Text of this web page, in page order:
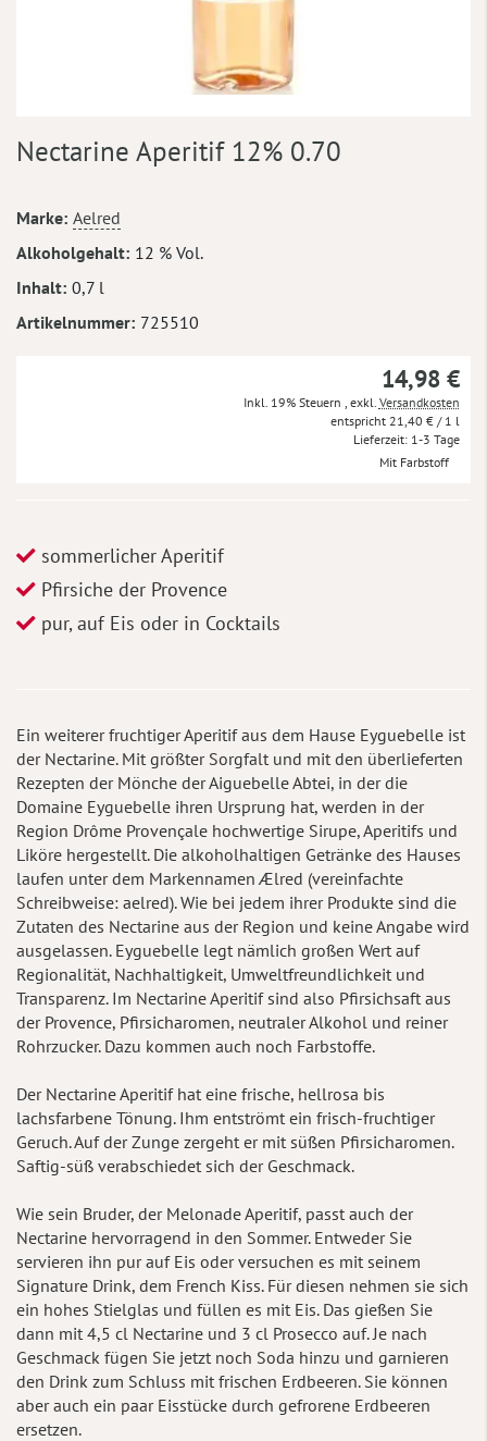
Anfang
springen
Nectarine Aperitif 12% 0.70
Mehr
Informationen
Marke Aelred
Alkoholgehalt 12 % Vol.
Inhalt 0,7 l
Artikelnummer 725510
14,98 €
Inkl. 19% Steuern exkl. Versandkosten
21,40 € / 1 l
Lieferzeit 1-3 Tage
Mit Farbstoff
sommerlicher Aperitif
Pfirsiche der Provence
pur, auf Eis oder in Cocktails
Ein weiterer fruchtiger Aperitif aus dem Hause Eyguebelle ist
der Nectarine. Mit größter Sorgfalt und mit den überlieferten
Rezepten der Mönche der Aiguebelle Abtei, in der die
Domaine Eyguebelle ihren Ursprung hat, werden in der
Region Drôme Provençale hochwertige Sirupe, Aperitifs und
Liköre hergestellt. Die alkoholhaltigen Getränke des Hauses
laufen unter dem Markennamen Ælred (vereinfachte
Schreibweise: aelred). Wie bei jedem ihrer Produkte sind die
Zutaten des Nectarine aus der Region und keine Angabe wird
ausgelassen. Eyguebelle legt nämlich großen Wert auf
Regionalität, Nachhaltigkeit, Umweltfreundlichkeit und
Transparenz. Im Nectarine Aperitif sind also Pfirsichsaft aus
der Provence, Pfirsicharomen, neutraler Alkohol und reiner
Rohrzucker. Dazu kommen auch noch Farbstoffe.
Der Nectarine Aperitif hat eine frische, hellrosa bis
lachsfarbene Tönung. Ihm entströmt ein frisch-fruchtiger
Geruch. Auf der Zunge zergeht er mit süßen Pfirsicharomen.
Saftig-süß verabschiedet sich der Geschmack.
Wie sein Bruder, der Melonade Aperitif, passt auch der
Nectarine hervorragend in den Sommer. Entweder Sie
servieren ihn pur auf Eis oder versuchen es mit seinem
Signature Drink, dem French Kiss. Für diesen nehmen sie sich
ein hohes Stielglas und füllen es mit Eis. Das gießen Sie
dann mit 4,5 cl Nectarine und 3 cl Prosecco auf. Je nach
Geschmack fügen Sie jetzt noch Soda hinzu und garnieren
den Drink zum Schluss mit frischen Erdbeeren. Sie können
aber auch ein paar Eisstücke durch gefrorene Erdbeeren
ersetzen.